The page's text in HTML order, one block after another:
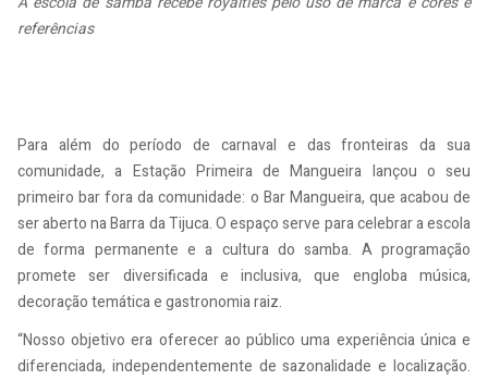
referências
Para além do período de carnaval e das fronteiras da sua
comunidade, a Estação Primeira de Mangueira lançou o seu
primeiro bar fora da comunidade: o Bar Mangueira, que acabou de
ser aberto na Barra da Tijuca. O espaço serve para celebrar a escola
de forma permanente e a cultura do samba. A programação
promete ser diversificada e inclusiva, que engloba música,
decoração temática e gastronomia raiz.
“Nosso objetivo era oferecer ao público uma experiência única e
diferenciada, independentemente de sazonalidade e localização.